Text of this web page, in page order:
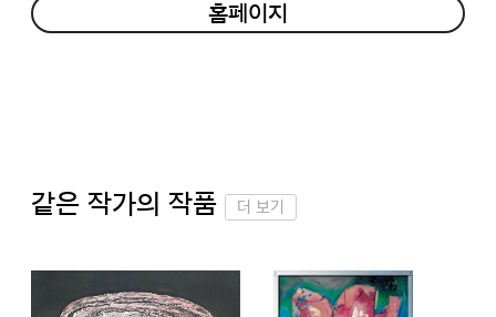
홈페이지
같은 작가의 작품 더 보기